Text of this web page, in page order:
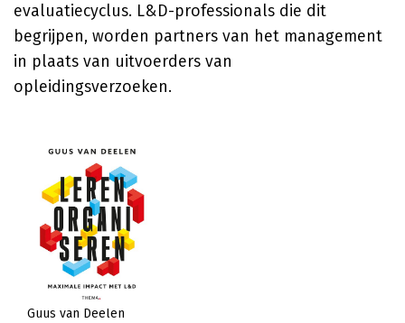
evaluatiecyclus. L&D-professionals die dit
begrijpen, worden partners van het management
in plaats van uitvoerders van
opleidingsverzoeken.
Guus van Deelen